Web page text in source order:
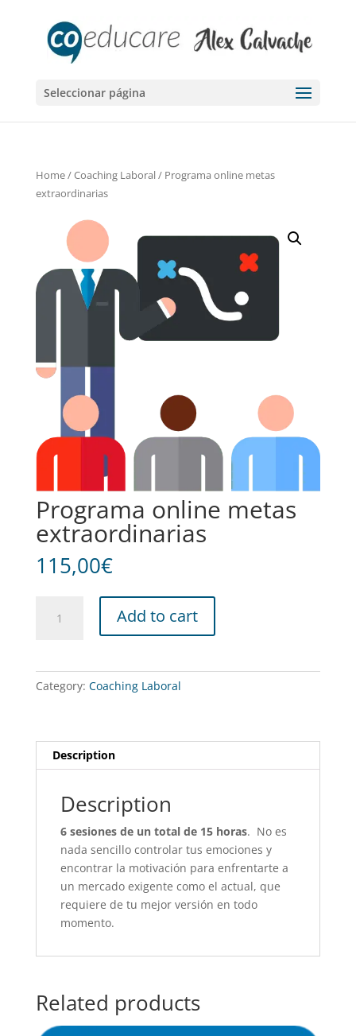
Seleccionar página
Home/Coaching Laboral/ Programa online metas
extraordinarias
Programa online metas
extraordinarias
115,00€
online
Add to cart
Category: Coaching Laboral
Description
Description
6 sesiones de un total de 15 horas. No es
nada sencillo controlar tus emociones y
encontrar la motivación para enfrentarte a
un mercado exigente como el actual, que
requiere de tu mejor versión en todo
momento.
Related products